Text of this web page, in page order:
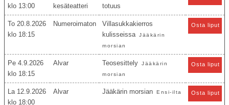
13:00
kesäteatteri
totuus
To 20.8.2026
18:15
Numeroimaton
Villasukkakierros
kulisseissa
Jääkärin
morsian
Osta liput
Pe 4.9.2026
18:15
Alvar Teosesittely
Jääkärin
morsian
Osta liput
La 12.9.2026
18:00
Alvar Jääkärin morsian Ensi-ilta Osta liput